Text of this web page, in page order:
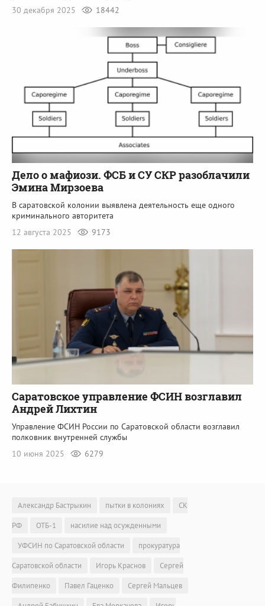
30 декабря 2025
18442
Дело о мафиози. ФСБ и СУ СКР разоблачили
Эмина Мирзоева
В саратовской колонии выявлена деятельность еще одного
криминального авторитета
12 августа 2025
9173
Саратовское управление ФСИН возглавил
Андрей Лихтин
Управление ФСИН России по Саратовской области возглавил
полковник внутренней службы
10 июня 2025
6279
Александр Бастрыкин пытки в колониях
СК
РФ
ОТБ-1
насилие над осужденными
УФСИН по Саратовской области
прокуратура
Саратовской области
Игорь Краснов
Сергей
Филипенко
Павел Гаценко
Сергей Мальцев